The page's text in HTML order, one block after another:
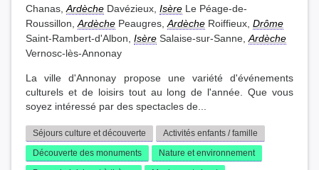
Chanas, Ardèche Davézieux, Isère Le Péage-de-
Roussillon, Ardèche Peaugres, Ardèche Roiffieux, Drôme
Saint-Rambert-d'Albon, Isère Salaise-sur-Sanne, Ardèche
Vernosc-lès-Annonay
La ville d'Annonay propose une variété d'événements
culturels et de loisirs tout au long de l'année. Que vous
soyez intéressé par des spectacles de...
Séjours culture et découverte
Activités enfants / famille
Découverte des monuments
Nature et environnement